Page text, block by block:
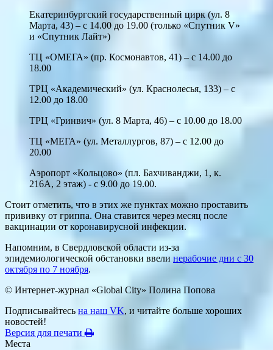
Екатеринбургский государственный цирк (ул. 8
Марта, 43) – с 14.00 до 19.00 (только «Спутник V»
и «Спутник Лайт»)
ТЦ «ОМЕГА» (пр. Космонавтов, 41) – с 14.00 до
18.00
ТРЦ «Академический» (ул. Краснолесья, 133) – с
12.00 до 18.00
ТРЦ «Гринвич» (ул. 8 Марта, 46) – с 10.00 до 18.00
ТЦ «МЕГА» (ул. Металлургов, 87) – с 12.00 до
20.00
Аэропорт «Кольцово» (пл. Бахчиванджи, 1, к.
216А, 2 этаж) - с 9.00 до 19.00.
Стоит отметить, что в этих же пунктах можно проставить
прививку от гриппа. Она ставится через месяц после
вакцинации от коронавирусной инфекции.
Напомним, в Свердловской области из-за
эпидемиологической обстановки ввели нерабочие дни с 30
октября по 7 ноября.
© Интернет-журнал «Global City» Полина Попова
Подписывайтесь на наш VK, и читайте больше хороших
новостей!
Версия для печати
Места